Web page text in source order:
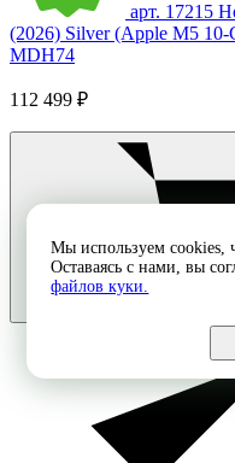
арт. 17215
(2026) Silver (Apple M5
MDH74
112 499 ₽
Мы используем cookies,
Оставаясь с нами, вы
файлов куки.